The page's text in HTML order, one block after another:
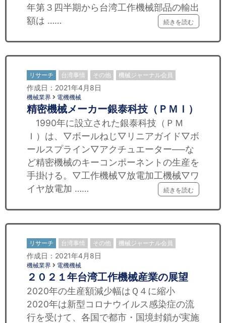
年第３四半期から台湾工作機械部品の輸出
額は ……
続きを読む
リサーチ 台湾事情 その他 機械ジャーナル会員
作成日：2021年4月8日
機械業界 電機機械
精密機械メーカー銀泰科技（ＰＭＩ）
1990年に設立された銀泰科技（ＰＭ
Ｉ）は、▽ボールねじ▽リニアガイド▽ボ
ールスプライン▽アクチュエーター──な
ど精密機械のキーコンポーネントの生産を
手掛ける。▽工作機械▽放電加工機械▽ワ
イヤ放電加 ……
続きを読む
リサーチ 台湾事情 その他 機械ジャーナル会員
作成日：2021年4月8日
機械業界 電機機械
２０２１年台湾工作機械産業の展望
2020年の生産額減少幅はＱ４に縮小
2020年は新型コロナウイルス感染症の流
行を受けて、各国で都市・国境封鎖が実施